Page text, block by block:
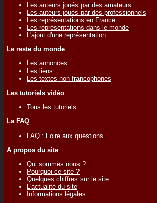
Les auteurs joués par des amateurs
Les auteurs joués par des professionnels
Les représentations en France
Les représentations dans le monde
L'ajout d'une représentation
Le reste du monde
Les annonces
Les liens
Les textes non francophones
Les tutoriels vidéo
Tous les tutoriels
La FAQ
FAQ : Foire aux questions
A propos du site
Qui sommes nous ?
Pourquoi ce site ?
Quelques chiffres sur le site
L'actualité du site
Informations légales